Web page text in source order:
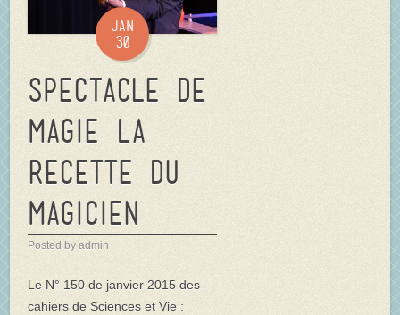
Jan
30
Spectacle de
magie La
Recette du
Magicien
Posted by admin
Le N° 150 de janvier 2015 des
cahiers de Sciences et Vie :